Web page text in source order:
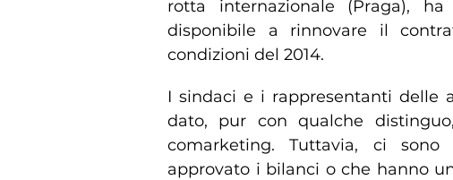
rotta internazionale (Praga),
disponibile a rinnovare il
condizioni del 2014.
I sindaci e i rappresentanti delle
dato, pur con qualche
comarketing. Tuttavia, ci
approvato i bilanci o che hanno